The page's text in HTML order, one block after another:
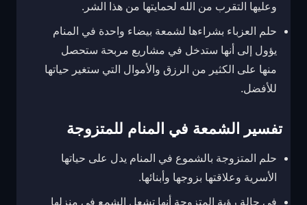
وعليها التقرب من الله لحمايتها من هذا الشر.
حلم العزباء بشراءها لشمعة بيضاء واحدة في المنام
يؤول إلى أنها ستدخل في مشاريع مربحة ستحصل
منها على الكثير من الرزق والأموال التي ستغير حياتها
للأفضل.
تفسير الشمعة في المنام للمتزوجة
حلم المتزوجة بالشموع في المنام يدل على حياتها
الأسرية وعلاقتها بزوجها وأبنائها.
في حالة رؤية المتزوجة أنها تشعل الشمع في منزلها